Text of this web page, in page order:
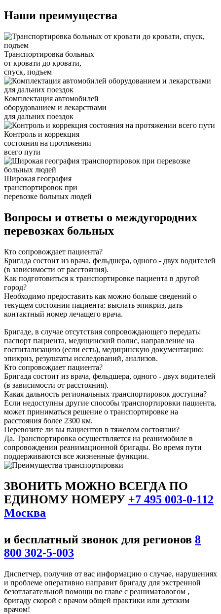
Наши преимущества
Транспортировка больных
от кровати до кровати,
спуск, подъем
Комплектация автомобилей
оборудованием и лекарствами
для дальних поездок
Контроль и коррекция
состояния на протяжении
всего пути
Широкая география
транспортировок при
перевозке больных людей
Вопросы и ответы о междугородних
перевозках больных
Кто сопровождает пациента?
Бригада состоит из врача, фельдшера, одного - двух водителей
(в зависимости от расстояния).
Как подготовиться к транспортировке пациента в другой
город?
Необходимо предоставить как можно больше сведений о
текущем состоянии пациента: выслать эпикриз, дать
контактный номер лечащего врача.
Бригаде, в случае отсутствия сопровождающего передать:
паспорт пациента, медицинский полис, направление на
госпитализацию (если есть), медицинскую документацию:
эпикриз, результаты исследований, анализов.
Кто сопровождает пациента?
Бригада состоит из врача, фельдшера, одного - двух водителей
(в зависимости от расстояния).
Какая дальность региональных транспортировок доступна?
Если недоступны другие способы транспортировки пациента,
может приниматься решение о транспортировке на
расстояния более 2300 км.
Перевозите ли вы пациентов в тяжелом состоянии?
Да. Транспортировка осуществляется на реанимобиле в
сопровождении реанимационной бригады. Во время пути
поддерживаются все жизненные функции.
ЗВОНИТЬ МОЖНО ВСЕГДА ПО
ЕДИНОМУ НОМЕРУ +7 495 003-0-112
Москва
и бесплатный звонок для регионов 8
800 302-5-003
Диспетчер, получив от вас информацию о случае, нарушениях
и проблеме оперативно направит бригаду для экстренной
безотлагательной помощи во главе с реаниматологом ,
бригаду скорой с врачом общей практики или детским
врачом!